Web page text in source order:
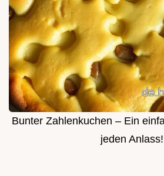
Bunter Zahlenkuchen – Ein
jeden Anlass!